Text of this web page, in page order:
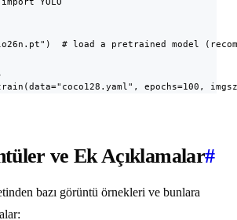
# load a pretrained model
epochs=100,
ve Ek Açıklamalar#
bazı görüntü örnekleri ve bunlara